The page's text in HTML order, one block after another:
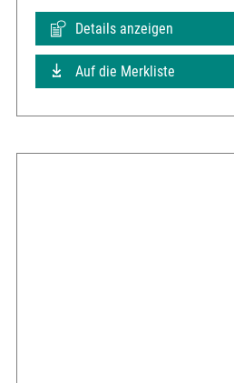
Details anzeigen
Auf die Merkliste